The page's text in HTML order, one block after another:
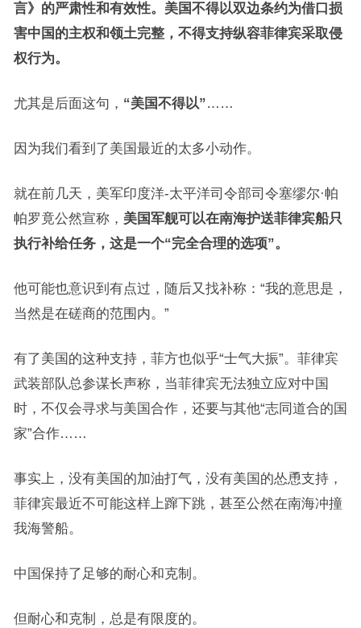
言》的严肃性和有效性。美国不得以双边条约为借口损
害中国的主权和领土完整，不得支持纵容菲律宾采取侵
权行为。
尤其是后面这句， “美国不得以”……
因为我们看到了美国最近的太多小动作。
就在前几天，美军印度洋-太平洋司令部司令塞缪尔·帕
帕罗竟公然宣称， 美国军舰可以在南海护送菲律宾船只
执行补给任务，这是一个“完全合理的选项”。
他可能也意识到有点过，随后又找补称：“我的意思是，
当然是在磋商的范围内。”
有了美国的这种支持，菲方也似乎“士气大振”。菲律宾
武装部队总参谋长声称，当菲律宾无法独立应对中国
时，不仅会寻求与美国合作，还要与其他“志同道合的国
家”合作……
事实上，没有美国的加油打气，没有美国的怂恿支持，
菲律宾最近不可能这样上蹿下跳，甚至公然在南海冲撞
我海警船。
中国保持了足够的耐心和克制。
但耐心和克制，总是有限度的。